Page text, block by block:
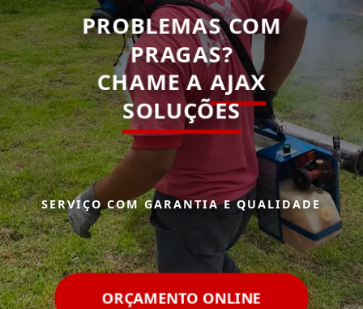
PROBLEMAS COM
PRAGAS?
CHAME AAJAX
SOLUÇÕES
SERVIÇO COM GARANTIA E QUALIDADE
ORÇAMENTO ONLINE